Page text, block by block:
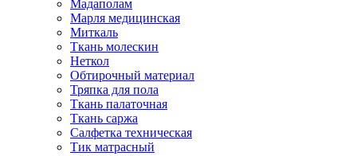
Мадаполам
Марля медицинская
Миткаль
Ткань молескин
Неткол
Обтирочный материал
Тряпка для пола
Ткань палаточная
Ткань саржа
Салфетка техническая
Тик матрасный